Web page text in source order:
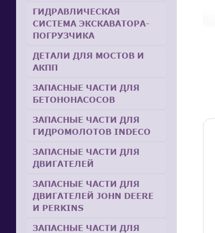
ГИДРАВЛИЧЕСКАЯ
СИСТЕМА ЭКСКАВАТОРА-
ПОГРУЗЧИКА
ДЕТАЛИ ДЛЯ МОСТОВ И
АКПП
ЗАПАСНЫЕ ЧАСТИ ДЛЯ
БЕТОНОНАСОСОВ
ЗАПАСНЫЕ ЧАСТИ ДЛЯ
ГИДРОМОЛОТОВ INDECO
ЗАПАСНЫЕ ЧАСТИ ДЛЯ
ДВИГАТЕЛЕЙ
ЗАПАСНЫЕ ЧАСТИ ДЛЯ
ДВИГАТЕЛЕЙ JOHN DEERE
И PERKINS
ЗАПАСНЫЕ ЧАСТИ ДЛЯ